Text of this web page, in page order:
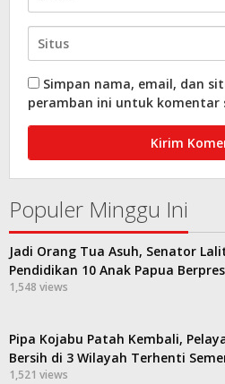
Simpan nama, email, dan
peramban ini untuk komentar
Populer Minggu Ini
Jadi Orang Tua Asuh, Senator
Pendidikan 10 Anak Papua
1,548 views
Pipa Kojabu Patah Kembali,
Bersih di 3 Wilayah Terhenti
1,521 views